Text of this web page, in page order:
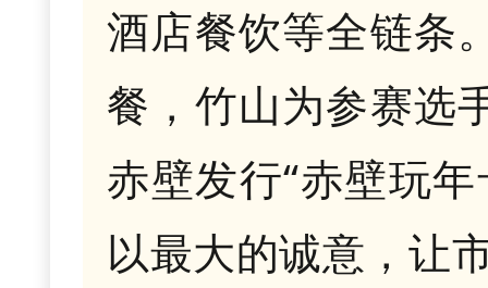
酒店餐饮等全链条
餐，竹山为参赛选
赤壁发行“赤壁玩
以最大的诚意，让